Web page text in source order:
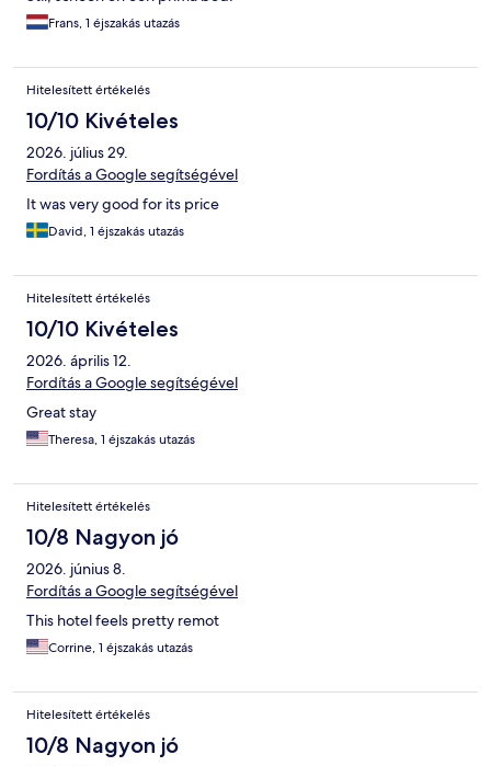
Frans, 1 éjszakás utazás
Hitelesített értékelés
10/10 Kivételes
2026. július 29.
Fordítás a Google segítségével
It was very good for its price
David, 1 éjszakás utazás
Hitelesített értékelés
10/10 Kivételes
2026. április 12.
Fordítás a Google segítségével
Great stay
Theresa, 1 éjszakás utazás
Hitelesített értékelés
10/8 Nagyon jó
2026. június 8.
Fordítás a Google segítségével
This hotel feels pretty remot
Corrine, 1 éjszakás utazás
Hitelesített értékelés
10/8 Nagyon jó